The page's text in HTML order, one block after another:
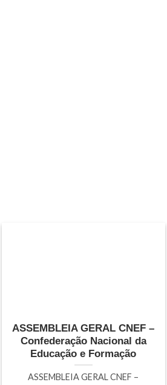
ASSEMBLEIA GERAL CNEF –
Confederação Nacional da
Educação e Formação
ASSEMBLEIA GERAL CNEF –